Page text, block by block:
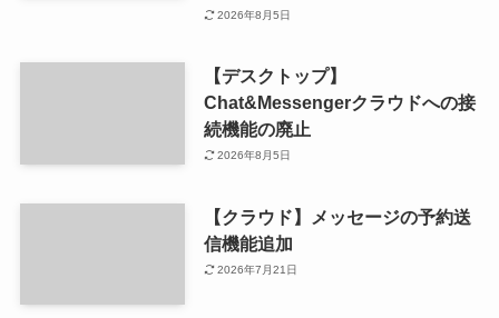
2026年8月5日
【デスクトップ】
Chat&Messengerクラウドへの接
続機能の廃止
2026年8月5日
【クラウド】メッセージの予約送
信機能追加
2026年7月21日